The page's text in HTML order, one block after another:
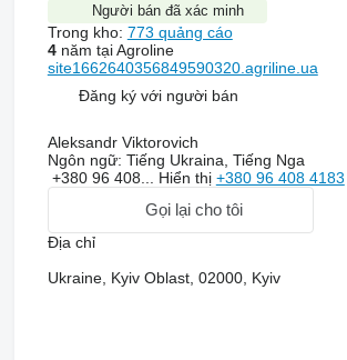
Người bán đã xác minh
Trong kho: 773 quảng cáo
4năm tại Agroline
site1662640356849590320.agriline.ua
Đăng ký với người bán
Aleksandr Viktorovich
Ngôn ngữ: Tiếng Ukraina, Tiếng Nga
+380 96 408... Hiển thị +380 96 408 4183
Gọi lại cho tôi
Địa chỉ
Ukraine, Kyiv Oblast, 02000, Kyiv